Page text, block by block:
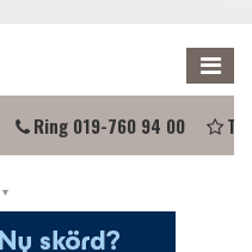
Ring 019-760 94 00